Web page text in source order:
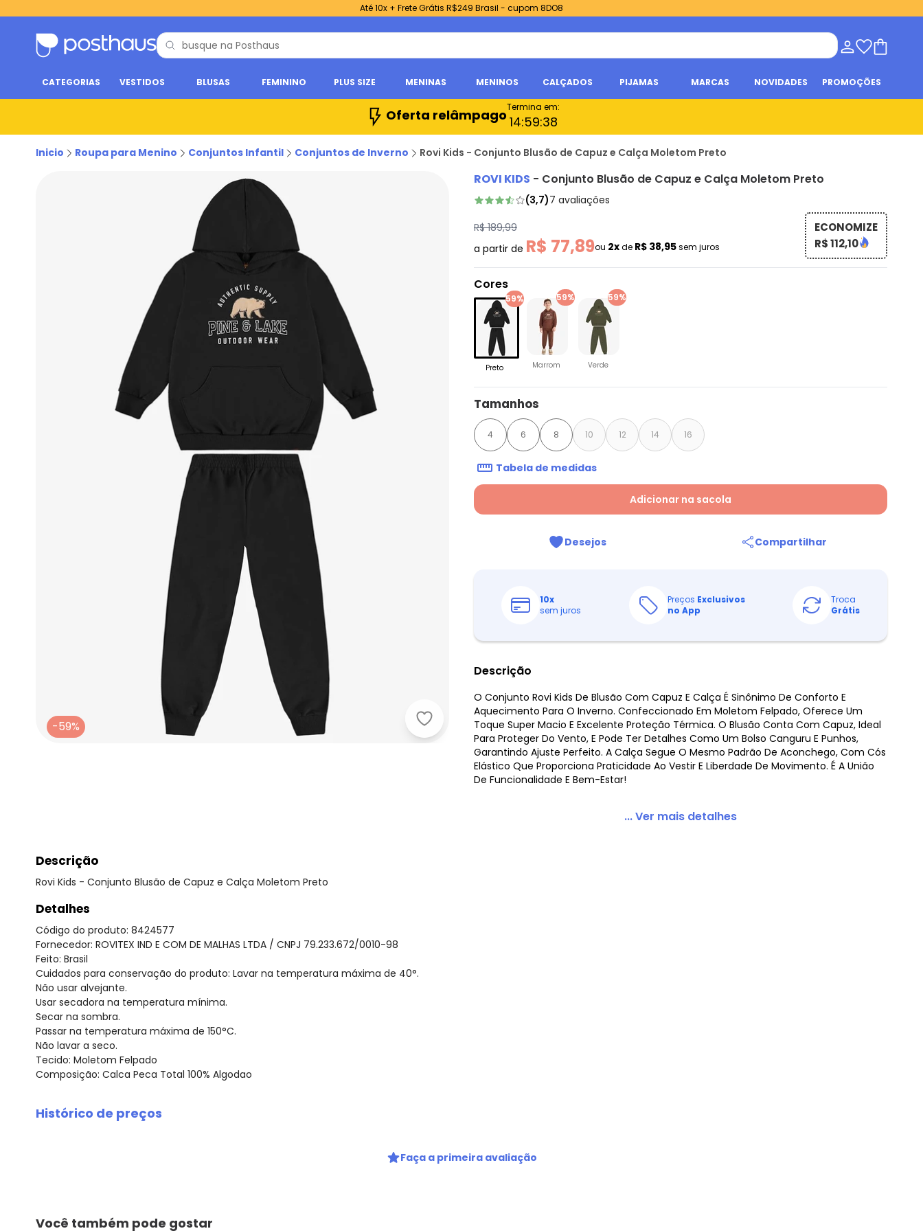
Até 10x + Frete Grátis R$249 Brasil - cupom 8DO8
CATEGORIAS VESTIDOS BLUSAS FEMININO PLUS SIZE MENINAS MENINOS CALÇADOS PIJAMAS MARCAS NOVIDADES PROMOÇÕES
Oferta relâmpagoTermina em:
14:59:37
Inicio Roupa para Menino Conjuntos Infantil Conjuntos de Inverno Rovi Kids - Conjunto Blusão de Capuz e Calça Moletom Preto
Rovi Kids - Conjunto Blusão de Capuz e Calça Moletom Preto
-59%
ROVI KIDS - Conjunto Blusão de Capuz e Calça Moletom Preto
(3,7)7 avaliações
R$ 189,99
a partir de R$ 77,89ou 2xde R$ 38,95sem juros
ECONOMIZE
R$ 112,10
Cores
59%
Preto
59%
Marrom
59%
Verde
Tamanhos
4 6 8 10 12 14 16
Tabela de medidas
Adicionar na sacola
Desejos Compartilhar
10x
sem juros
Preços Exclusivos
no App
Troca
Grátis
Descrição
O Conjunto Rovi Kids De Blusão Com Capuz E Calça É Sinônimo De Conforto E
Aquecimento Para O Inverno. Confeccionado Em Moletom Felpado, Oferece Um
Toque Super Macio E Excelente Proteção Térmica. O Blusão Conta Com Capuz, Ideal
Para Proteger Do Vento, E Pode Ter Detalhes Como Um Bolso Canguru E Punhos,
Garantindo Ajuste Perfeito. A Calça Segue O Mesmo Padrão De Aconchego, Com Cós
Elástico Que Proporciona Praticidade Ao Vestir E Liberdade De Movimento. É A União
De Funcionalidade E Bem-Estar!
... Ver mais detalhes
Descrição
Rovi Kids - Conjunto Blusão de Capuz e Calça Moletom Preto
Detalhes
Código do produto: 8424577
Fornecedor: ROVITEX IND E COM DE MALHAS LTDA / CNPJ 79.233.672/0010-98
Feito: Brasil
Cuidados para conservação do produto: Lavar na temperatura máxima de 40°.
Não usar alvejante.
Usar secadora na temperatura mínima.
Secar na sombra.
Passar na temperatura máxima de 150°C.
Não lavar a seco.
Tecido: Moletom Felpado
Composição: Calca Peca Total 100% Algodao
Histórico de preços
abril/2026
Faça a primeira avaliação
Você também pode gostar